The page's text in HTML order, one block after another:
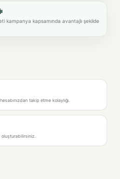
kampanya kapsamında avantajlı şekilde
takip etme kolaylığı.
oluşturabilirsiniz.